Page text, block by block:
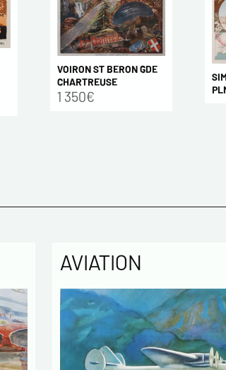
VOIRON ST BERON GDE
CHARTREUSE
1 350€
AVIATION